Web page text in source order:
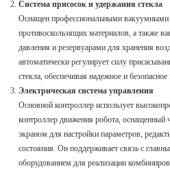
Система присосок и удержания стекла
Оснащен профессиональными вакуумными
противоскользящих материалов, а также
давления и резервуарами для хранения
автоматически регулирует силу
стекла, обеспечивая надежное и
Электрическая система управления
Основной контроллер использует
контроллер движения робота,
экраном для настройки параметров,
состояния. Он поддерживает связь с
оборудованием для реализации